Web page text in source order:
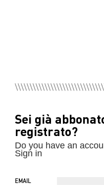
Sei già
registrato?
Do you have an
Sign in
EMAIL